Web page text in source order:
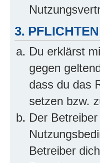
3.
Du erklärst
gegen
dass du das
setzen bzw.
Der
Betreiber